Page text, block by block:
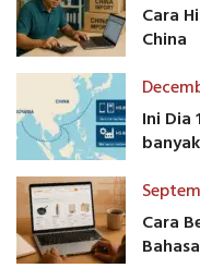
Cara
China
Ini Dia
Cara